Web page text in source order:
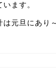
ます。
は元旦にあり